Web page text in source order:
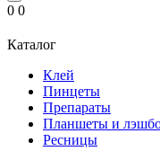
0 0
Каталог
Клей
Пинцеты
Препараты
Планшеты и
Ресницы